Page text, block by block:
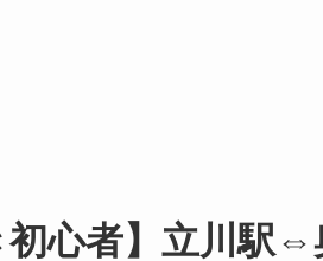
初心者】立川駅